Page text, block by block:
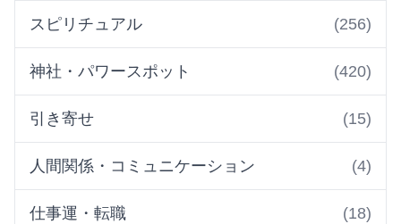
スピリチュアル (256)
神社・パワースポット (420)
引き寄せ (15)
人間関係・コミュニケーション (4)
仕事運・転職 (18)